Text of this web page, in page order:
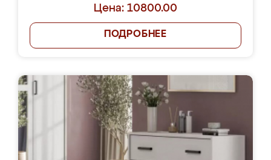
Цена: 10800.00
ПОДРОБНЕЕ